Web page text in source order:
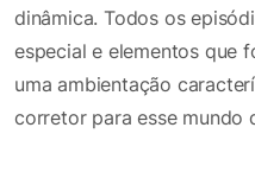
dinâmica. Todos os
especial e elementos que
uma ambientação
corretor para esse mundo